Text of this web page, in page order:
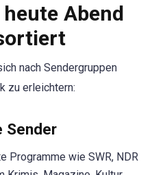
Abend
nach Sendergruppen
zu erleichtern:
Sender
Programme wie SWR, NDR